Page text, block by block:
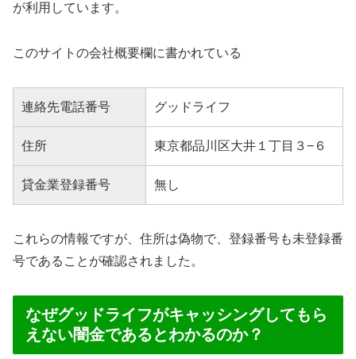
が利用しています。
このサイトの会社概要欄に書かれている
連絡先電話番号 グッドライフ
住所 東京都品川区大井１丁目３−６
貸金業登録番号 無し
これらの情報ですが、住所は偽物で、登録番号も未登録番
号であることが確認されました。
なぜグッドライフがキャッシングしてもら
えない闇金であるとわかるのか？